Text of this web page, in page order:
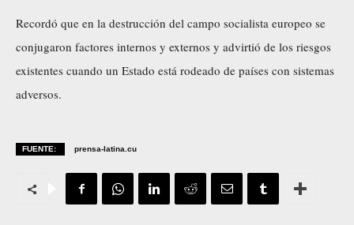
Recordó que en la destrucción del campo socialista europeo se
conjugaron factores internos y externos y advirtió de los riesgos
existentes cuando un Estado está rodeado de países con sistemas
adversos.
FUENTE: prensa-latina.cu